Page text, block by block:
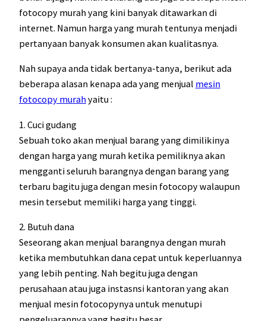
fotocopy murah yang kini banyak ditawarkan di
internet. Namun harga yang murah tentunya menjadi
pertanyaan banyak konsumen akan kualitasnya.
Nah supaya anda tidak bertanya-tanya, berikut ada
beberapa alasan kenapa ada yang menjual mesin
fotocopy murahyaitu :
1. Cuci gudang
Sebuah toko akan menjual barang yang dimilikinya
dengan harga yang murah ketika pemiliknya akan
mengganti seluruh barangnya dengan barang yang
terbaru bagitu juga dengan mesin fotocopy walaupun
mesin tersebut memiliki harga yang tinggi.
2. Butuh dana
Seseorang akan menjual barangnya dengan murah
ketika membutuhkan dana cepat untuk keperluannya
yang lebih penting. Nah begitu juga dengan
perusahaan atau juga instasnsi kantoran yang akan
menjual mesin fotocopynya untuk menutupi